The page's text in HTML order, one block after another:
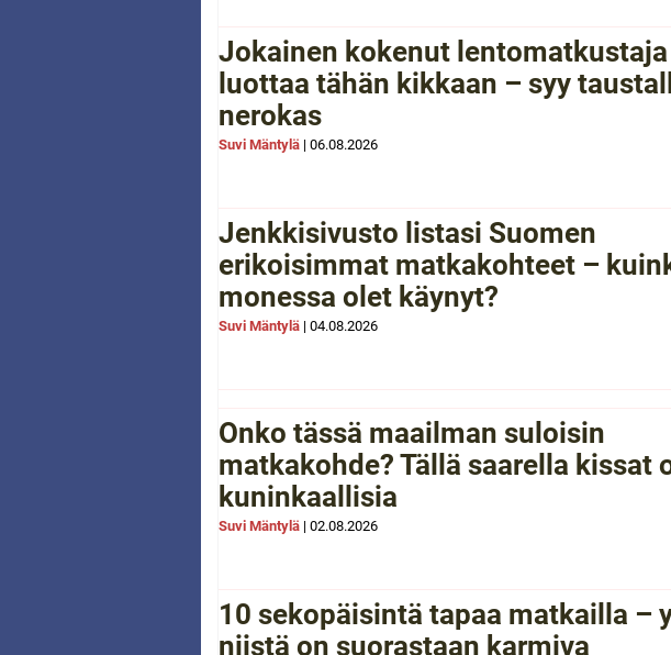
Jokainen kokenut lentomatkustaja
luottaa tähän kikkaan – syy
nerokas
Suvi Mäntylä | 06.08.2026
Jenkkisivusto listasi Suomen
erikoisimmat matkakohteet –
monessa olet käynyt?
Suvi Mäntylä | 04.08.2026
Onko tässä maailman suloisin
matkakohde? Tällä saarella kissat
kuninkaallisia
Suvi Mäntylä | 02.08.2026
10 sekopäisintä tapaa matkailla –
niistä on suorastaan karmiva